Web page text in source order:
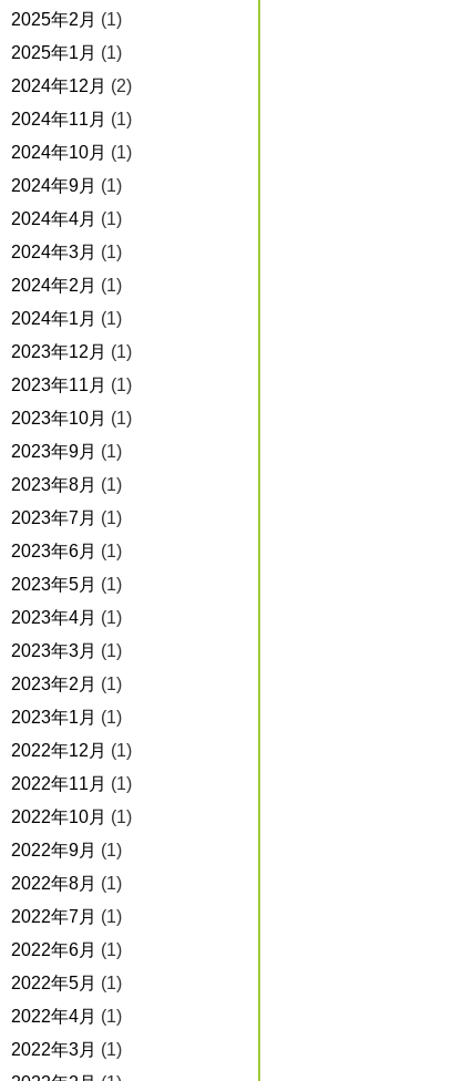
2025年2月 (1)
2025年1月 (1)
2024年12月 (2)
2024年11月 (1)
2024年10月 (1)
2024年9月 (1)
2024年4月 (1)
2024年3月 (1)
2024年2月 (1)
2024年1月 (1)
2023年12月 (1)
2023年11月 (1)
2023年10月 (1)
2023年9月 (1)
2023年8月 (1)
2023年7月 (1)
2023年6月 (1)
2023年5月 (1)
2023年4月 (1)
2023年3月 (1)
2023年2月 (1)
2023年1月 (1)
2022年12月 (1)
2022年11月 (1)
2022年10月 (1)
2022年9月 (1)
2022年8月 (1)
2022年7月 (1)
2022年6月 (1)
2022年5月 (1)
2022年4月 (1)
2022年3月 (1)